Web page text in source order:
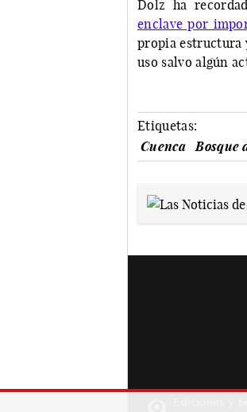
Dolz ha
enclave por
propia estructura
uso salvo algún
Etiquetas:
Cuenca
Bosque